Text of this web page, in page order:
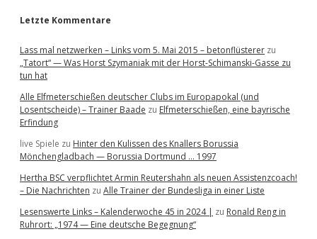
Letzte Kommentare
Lass mal netzwerken – Links vom 5. Mai 2015 – betonflüsterer zu
„Tatort“ — Was Horst Szymaniak mit der Horst-Schimanski-Gasse zu
tun hat
Alle Elfmeterschießen deutscher Clubs im Europapokal (und
Losentscheide) – Trainer Baade zu Elfmeterschießen, eine bayrische
Erfindung
live Spiele zu Hinter den Kulissen des Knallers Borussia
Mönchengladbach — Borussia Dortmund … 1997
Hertha BSC verpflichtet Armin Reutershahn als neuen Assistenzcoach!
– Die Nachrichten zu Alle Trainer der Bundesliga in einer Liste
Lesenswerte Links – Kalenderwoche 45 in 2024 | zu Ronald Reng in
Ruhrort: „1974 — Eine deutsche Begegnung“